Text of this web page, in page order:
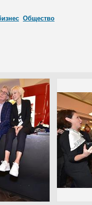
Общество